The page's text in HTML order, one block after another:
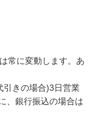
常に変動します。あ
引きの場合)3日営業
、銀行振込の場合は